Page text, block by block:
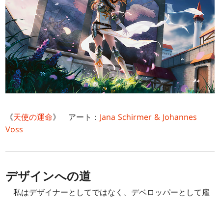
《天使の運命》 アート： Jana Schirmer & Johannes
Voss
デザインへの道
私はデザイナーとしてではなく、デベロッパーとして雇